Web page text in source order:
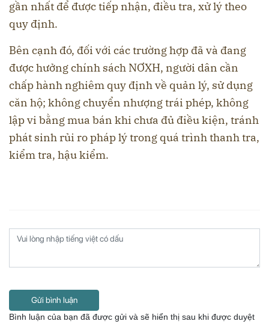
gần nhất để được tiếp nhận, điều tra, xử lý theo
quy định.
Bên cạnh đó, đối với các trường hợp đã và đang
được hưởng chính sách NƠXH, người dân cần
chấp hành nghiêm quy định về quản lý, sử dụng
căn hộ; không chuyển nhượng trái phép, không
lập vi bằng mua bán khi chưa đủ điều kiện, tránh
phát sinh rủi ro pháp lý trong quá trình thanh tra,
kiểm tra, hậu kiểm.
Gửi bình luận
Bình luận của bạn đã được gửi và sẽ hiển thị sau khi được duyệt